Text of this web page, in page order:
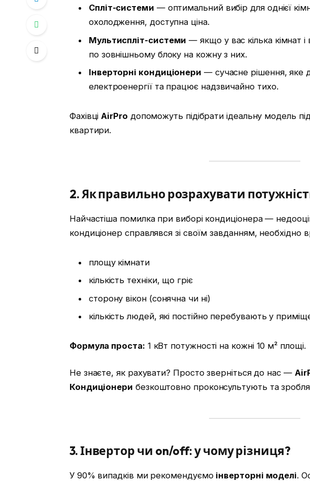
Спліт-системи — оптимальний вибір для однієї
охолодження, доступна ціна.
Мультиспліт-системи — якщо у вас кілька кімнат
по зовнішньому блоку на кожну з них.
Інверторні кондиціонери — сучасне рішення, яке
електроенергії та працює надзвичайно тихо.
Фахівці AirPro допоможуть підібрати ідеальну модель
квартири.
2. Як правильно розрахувати
Найчастіша помилка при виборі кондиціонера —
кондиціонер справлявся зі своїм завданням, необхідно
площу кімнати
кількість техніки, що гріє
сторону вікон (сонячна чи ні)
кількість людей, які постійно перебувають у
Формула проста: 1 кВт потужності на кожні 10 м² площі.
Не знаєте, як рахувати? Просто зверніться до нас —
Кондиціонери безкоштовно проконсультують та
3. Інвертор чи on/off: у чому різниця?
У 90% випадків ми рекомендуємо інверторні моделі.